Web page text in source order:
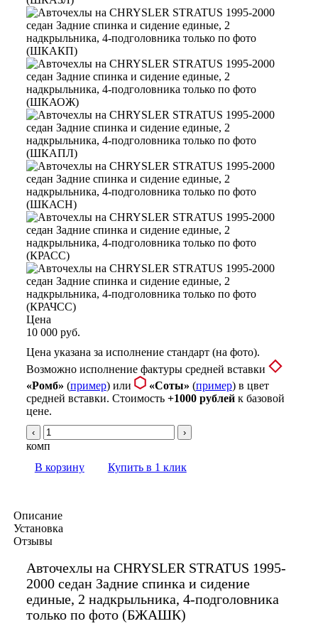
Цена
10 000 руб.
Цена указана за исполнение стандарт (на фото).
Возможно исполнение фактуры средней вставки
«Ромб» (пример) или «Соты» (пример) в цвет
средней вставки. Стоимость +1000 рублейк базовой
цене.
‹ ›
комп
В корзину
Купить в 1 клик
Описание
Установка
Отзывы
Авточехлы на CHRYSLER STRATUS 1995-
2000 седан Задние спинка и сидение
единые, 2 надкрыльника, 4-подголовника
только по фото (БЖАШК)